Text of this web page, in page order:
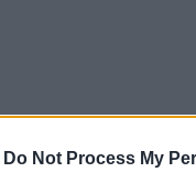
Do Not Process My